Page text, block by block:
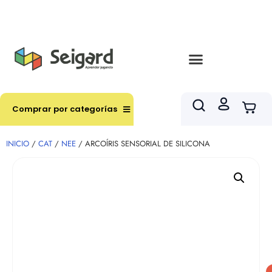
Comprar por categorías
INICIO / CAT / NEE / ARCOÍRIS SENSORIAL DE SILICONA